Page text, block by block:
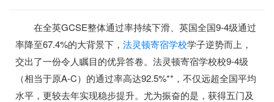
在全英GCSE整体通过率持续下滑、英国全国9-4级通过
率降至67.4%的大背景下， 法灵顿寄宿学校学子逆势而上，
交出了一份令人瞩目的优异答卷。法灵顿寄宿学校校9-4级
（相当于原A-C）的通过率高达92.5%**，不仅远超全国平均
水平，更较去年实现稳步提升。尤为振奋的是，获得五门及